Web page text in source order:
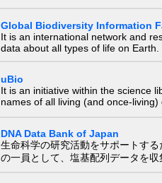
Global Biodiversity Information
It is an international network and
data about all types of life on Earth.
uBio
It is an initiative within the science
names of all living (and once-living)
DNA Data Bank of Japan
生命科学の研究活動をサポートす
の一員として、塩基配列データを